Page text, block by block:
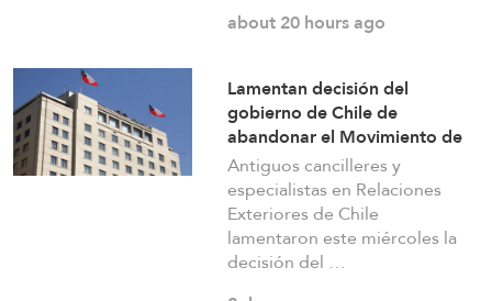
posee un sistema de guiado y es resistente a
las interferencias, lo que supone una nueva
amenaza para los sistemas de defensa aérea
multicapa estadounidenses e israelíes
a day ago
Sitio de la DSA: Irán ha desarrollado
significativamente sus capacidades de misiles
about 20 hours ago
Lamentan decisión del
gobierno de Chile de
abandonar el Movimiento de
los No Alineados
Antiguos cancilleres y
especialistas en Relaciones
Exteriores de Chile
lamentaron este miércoles la
decisión del …